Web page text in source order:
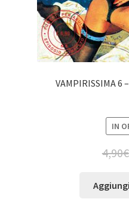
VAMPIRISSIMA 6
IN
4,90€